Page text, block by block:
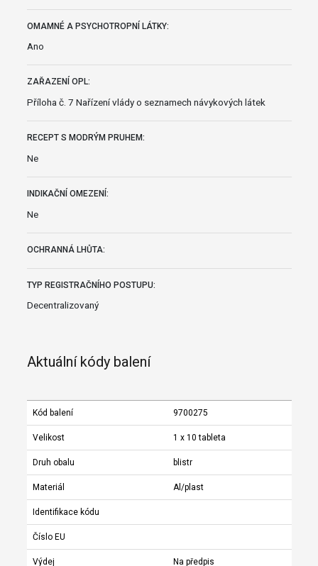
OMAMNÉ A PSYCHOTROPNÍ LÁTKY:
Ano
ZAŘAZENÍ OPL:
Příloha č. 7 Nařízení vlády o seznamech návykových látek
RECEPT S MODRÝM PRUHEM:
Ne
INDIKAČNÍ OMEZENÍ:
Ne
OCHRANNÁ LHŮTA:
TYP REGISTRAČNÍHO POSTUPU:
Decentralizovaný
Aktuální kódy balení
Kód balení 9700275
Velikost 1 x 10 tableta
Druh obalu blistr
Materiál Al/plast
Identifikace kódu
Číslo EU
Výdej Na předpis